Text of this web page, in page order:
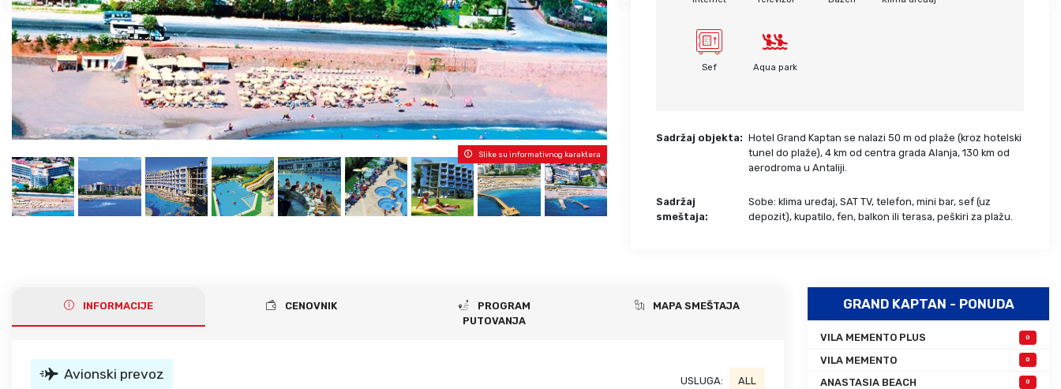
Gerakini
Psakoudia
Metamorfozis
Toroni
Vourvourou
Sarti
Kalamitsi
Salonikiou
Krf
Tasos
Evia
Lefkada
Skijatos
Pilion
Kefalonija
Santorini
Mikonos
Rodos
Kipar
Krit
Olimpska regija
Ohrid
Istra – Pula
Umag
Slike su informativnog karaktera
Sef Aqua park
Sadržaj objekta: Hotel Grand Kaptan se nalazi 50 m od plaže (kroz hotelski
tunel do plaže), 4 km od centra grada Alanja, 130 km od
aerodroma u Antaliji.
Sadržaj
smeštaja:
Sobe: klima uređaj, SAT TV, telefon, mini bar, sef (uz
depozit), kupatilo, fen, balkon ili terasa, peškiri za plažu.
INFORMACIJE CENOVNIK
PROGRAM
PUTOVANJA
MAPA SMEŠTAJA
Avionski prevoz USLUGA: ALL
GRAND KAPTAN - PONUDA
VILA MEMENTO PLUS 0
VILA MEMENTO 0
ANASTASIA BEACH 0